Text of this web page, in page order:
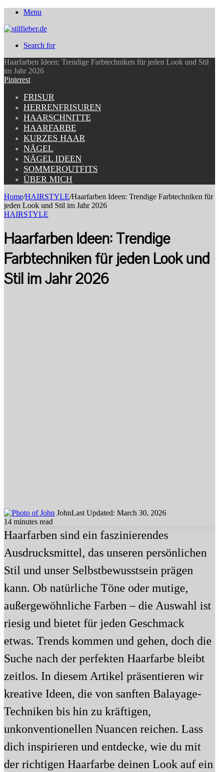
Menu
Search for
Haarfarben Ideen: Trendige Farbtechniken für jeden Look und Stil
im Jahr 2026
Pinterest
FRISUR
HERRENFRISUREN
HAARSCHNITTE
HAARFARBE
KURZES HAAR
NÄGEL
NÄGEL IDEEN
SOMMEROUTFITS
ÜBER MICH
Home/HAIRSTYLE/Haarfarben Ideen: Trendige Farbtechniken für
jeden Look und Stil im Jahr 2026
HAIRSTYLE
Haarfarben Ideen: Trendige
Farbtechniken für jeden Look und
Stil im Jahr 2026
JohnLast Updated: March 30, 2026
14 minutes read
Haarfarben sind ein faszinierendes
Ausdrucksmittel, das unseren persönlichen
Stil und unser Selbstbewusstsein prägen
kann. Ob natürliche Töne oder mutige,
außergewöhnliche Farben – die Auswahl ist
riesig und bietet für jeden Geschmack
etwas. Trends kommen und gehen, doch die
Suche nach der perfekten Haarfarbe bleibt
zeitlos. In diesem Artikel präsentieren wir
kreative Ideen, die von sanften Balayage-
Techniken bis hin zu kräftigen,
unkonventionellen Nuancen reichen. Lass
dich inspirieren und entdecke, wie du mit
der richtigen Haarfarbe deinen Look auf ein